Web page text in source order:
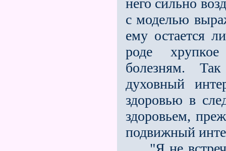
него сильно
с моделью
ему остается
роде
болезням.
духовный
здоровью в
здоровьем,
по­движный